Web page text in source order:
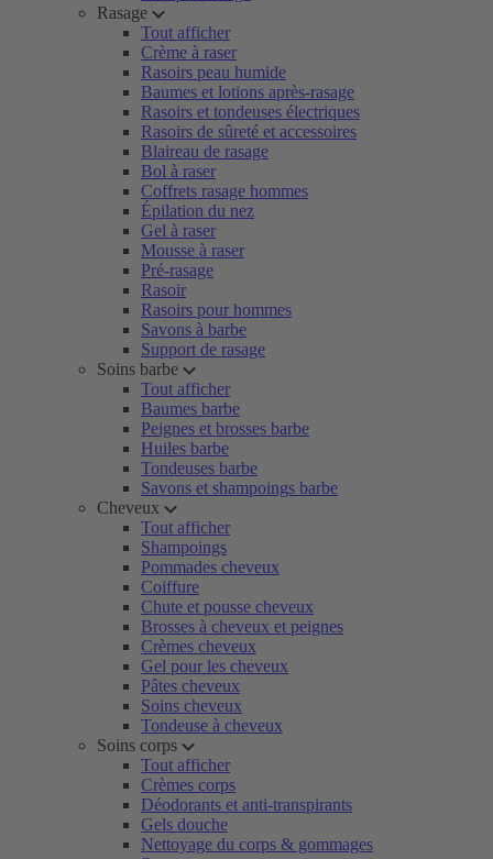
Rasage
Tout afficher
Crème à raser
Rasoirs peau humide
Baumes et lotions après-rasage
Rasoirs et tondeuses électriques
Rasoirs de sûreté et accessoires
Blaireau de rasage
Bol à raser
Coffrets rasage hommes
Épilation du nez
Gel à raser
Mousse à raser
Pré-rasage
Rasoir
Rasoirs pour hommes
Savons à barbe
Support de rasage
Soins barbe
Tout afficher
Baumes barbe
Peignes et brosses barbe
Huiles barbe
Tondeuses barbe
Savons et shampoings barbe
Cheveux
Tout afficher
Shampoings
Pommades cheveux
Coiffure
Chute et pousse cheveux
Brosses à cheveux et peignes
Crèmes cheveux
Gel pour les cheveux
Pâtes cheveux
Soins cheveux
Tondeuse à cheveux
Soins corps
Tout afficher
Crèmes corps
Déodorants et anti-transpirants
Gels douche
Nettoyage du corps & gommages